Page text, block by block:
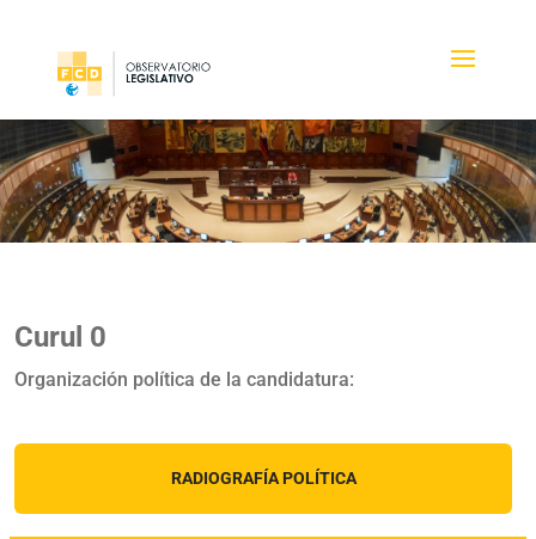
Curul 0
Organización política de la candidatura:
RADIOGRAFÍA POLÍTICA